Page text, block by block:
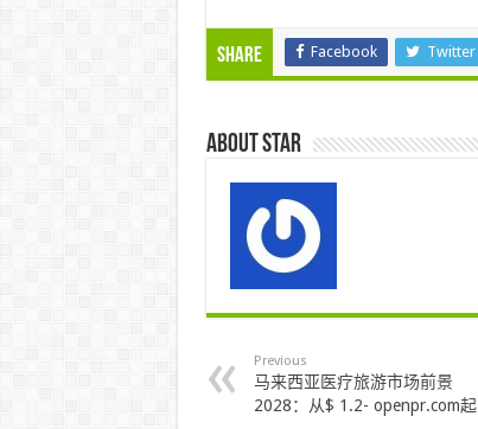
Share Facebook Twitter
About star
Previous
马来西亚医疗旅游市场前景
2028：从$ 1.2- openpr.com起